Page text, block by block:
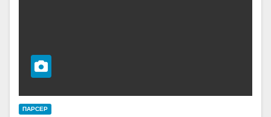
ПАРСЕР